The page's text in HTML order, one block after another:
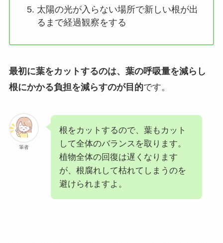
太陽の光が入らない場所で新しい根が出
るまで経過観察をする
最初に葉をカットするのは、葉の呼吸量を減らし
根にかかる負担を減らすのが目的です。
筆者
根をカットするので、葉もカット
して全体のバランスを取ります。
植物全体の回復は遅くなります
が、根腐れして枯れてしまうのを
避けられますよ。